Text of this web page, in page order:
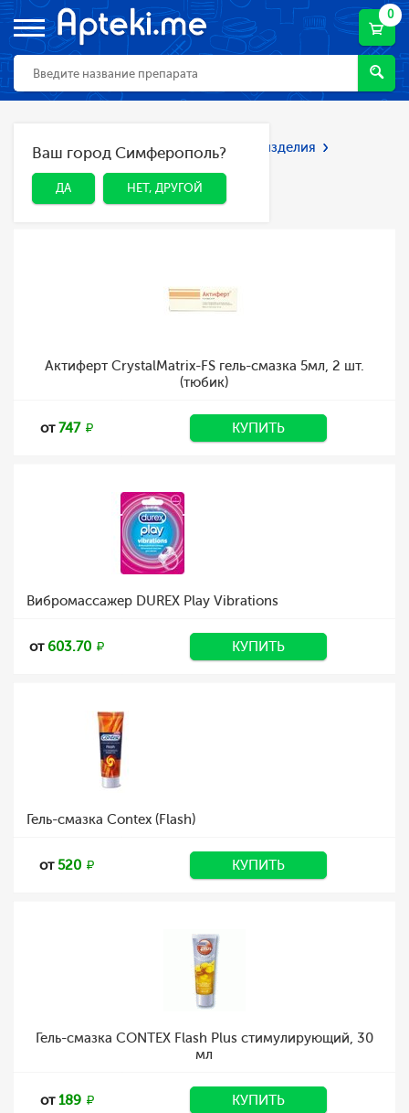
0
ДА НЕТ, ДРУГОЙ
Ваш город Симферополь?
ДА НЕТ, ДРУГОЙ
Главная Каталог
Мед. приборы и изделия
Презервативы
Презервативы
Актиферт CrystalMatrix-FS гель-смазка 5мл, 2 шт.
(тюбик)
от747 КУПИТЬ
Вибромассажер DUREX Play Vibrations
от603.70 КУПИТЬ
Гель-смазка Contex (Flash)
от520 КУПИТЬ
Гель-смазка CONTEX Flash Plus стимулирующий, 30
мл
от189 КУПИТЬ